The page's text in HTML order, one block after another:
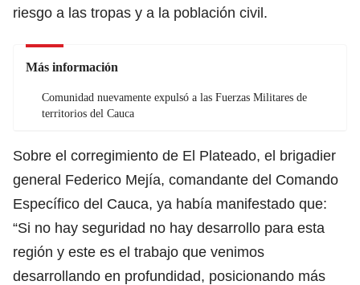
riesgo a las tropas y a la población civil.
Más información
Comunidad nuevamente expulsó a las Fuerzas Militares de
territorios del Cauca
Sobre el corregimiento de El Plateado, el brigadier
general Federico Mejía, comandante del Comando
Específico del Cauca, ya había manifestado que:
“Si no hay seguridad no hay desarrollo para esta
región y este es el trabajo que venimos
desarrollando en profundidad, posicionando más